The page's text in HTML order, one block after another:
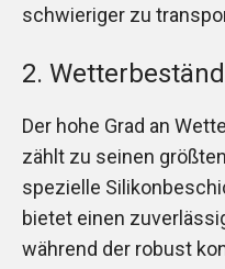
schwieriger zu
2.
Der hohe Grad an
zählt zu seinen
spezielle
bietet einen
während der robust